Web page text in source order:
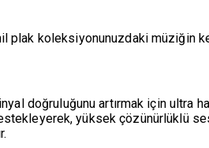
plak koleksiyonunuzdaki müziğin
doğruluğunu artırmak için ultra
yüksek çözünürlüklü ses